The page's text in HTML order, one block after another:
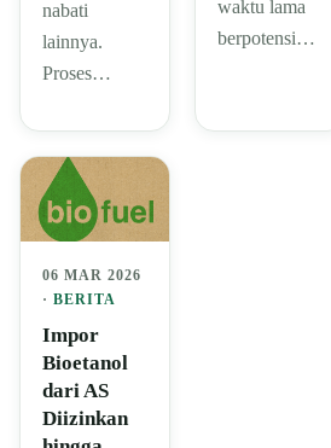
nabati
lainnya.
Proses…
waktu lama
berpotensi…
06 MAR 2026
· BERITA
Impor
Bioetanol
dari AS
Diizinkan